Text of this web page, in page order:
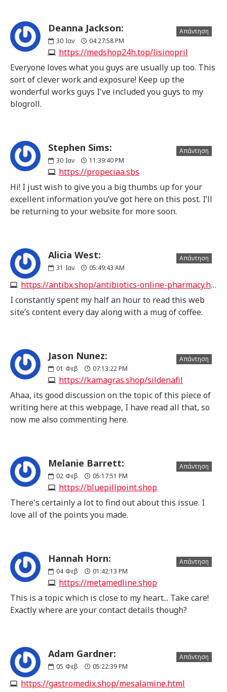
Deanna Jackson:
30 Ιαν 04:27:58 PM
https://medshop24h.top/lisinopril
Απάντηση
Everyone loves what you guys are usually up too. This
sort of clever work and exposure! Keep up the
wonderful works guys I've included you guys to my
blogroll.
Stephen Sims:
30 Ιαν 11:39:40 PM
https://propeciaa.sbs
Απάντηση
Hi! I just wish to give you a big thumbs up for your
excellent information you’ve got here on this post. I’ll
be returning to your website for more soon.
Alicia West:
31 Ιαν 05:49:43 AM
https://antibx.shop/antibiotics-online-pharmacy.html
Απάντηση
I constantly spent my half an hour to read this web
site’s content every day along with a mug of coffee.
Jason Nunez:
01 Φεβ 07:13:22 PM
https://kamagras.shop/sildenafil
Απάντηση
Ahaa, its good discussion on the topic of this piece of
writing here at this webpage, I have read all that, so
now me also commenting here.
Melanie Barrett:
02 Φεβ 05:17:51 PM
https://bluepillpoint.shop
Απάντηση
There's certainly a lot to find out about this issue. I
love all of the points you made.
Hannah Horn:
04 Φεβ 01:42:13 PM
https://metamedline.shop
Απάντηση
This is a topic which is close to my heart... Take care!
Exactly where are your contact details though?
Adam Gardner:
05 Φεβ 05:22:39 PM
https://gastromedix.shop/mesalamine.html
Απάντηση